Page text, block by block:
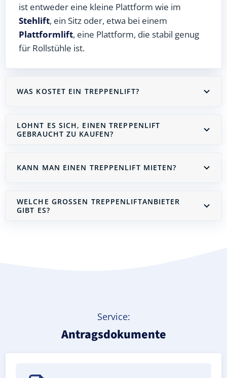
ist entweder eine kleine Plattform wie im
Stehlift, ein Sitz oder, etwa bei einem
Plattformlift, eine Plattform, die stabil genug
für Rollstühle ist.
WAS KOSTET EIN TREPPENLIFT?
LOHNT ES SICH, EINEN TREPPENLIFT
GEBRAUCHT ZU KAUFEN?
KANN MAN EINEN TREPPENLIFT MIETEN?
WELCHE GROSSEN TREPPENLIFTANBIETER G
IBT ES?
Service:
Antragsdokumente